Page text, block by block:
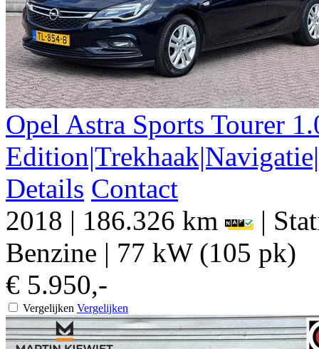
Opel Astra Sports Tourer
Details Contact
2018 | 186.326 km |
Benzine | 77 kW (105 pk)
€ 5.950,-
Vergelijken Vergelijken